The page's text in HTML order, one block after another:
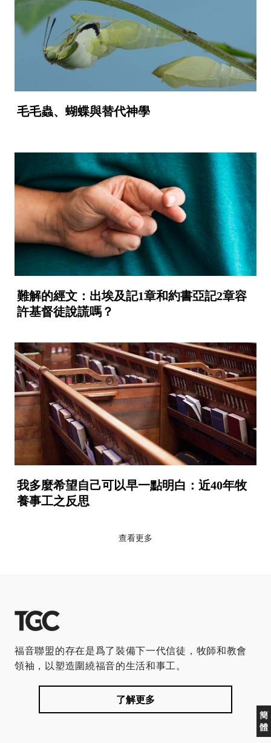
毛毛蟲、蝴蝶與替代神學
難解的經文：出埃及記1章和約書亞記2章容
許基督徒說謊嗎？
我多麼希望自己可以早一點明白：近40年牧
養事工之反思
查看更多
簡
體
福音聯盟的存在是爲了裝備下一代信徒，牧師和教會
領袖，以塑造圍繞福音的生活和事工。
了解更多